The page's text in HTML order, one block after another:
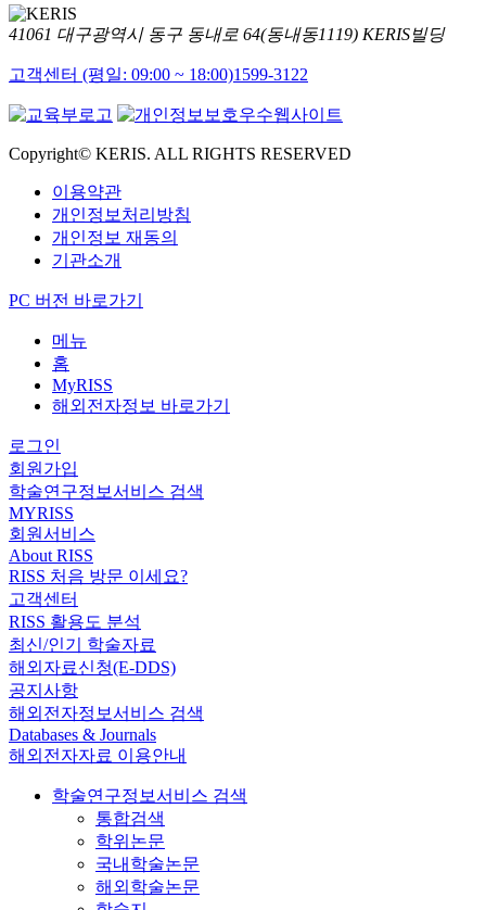
41061 대구광역시 동구 동내로 64(동내동1119) KERIS빌딩
고객센터 (평일: 09:00 ~ 18:00)1599-3122
Copyright© KERIS. ALL RIGHTS RESERVED
이용약관
개인정보처리방침
개인정보 재동의
기관소개
PC 버전 바로가기
메뉴
홈
MyRISS
해외전자정보 바로가기
로그인
회원가입
학술연구정보서비스 검색
MYRISS
회원서비스
About RISS
RISS 처음 방문 이세요?
고객센터
RISS 활용도 분석
최신/인기 학술자료
해외자료신청(E-DDS)
공지사항
해외전자정보서비스 검색
Databases & Journals
해외전자자료 이용안내
학술연구정보서비스 검색
통합검색
학위논문
국내학술논문
해외학술논문